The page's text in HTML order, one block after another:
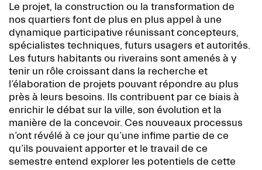
Le projet, la construction ou la transformation de
nos quartiers font de plus en plus appel à une
dynamique participative réunissant concepteurs,
spécialistes techniques, futurs usagers et autorités.
Les futurs habitants ou riverains sont amenés à y
tenir un rôle croissant dans la recherche et
l’élaboration de projets pouvant répondre au plus
près à leurs besoins. Ils contribuent par ce biais à
enrichir le débat sur la ville, son évolution et la
manière de la concevoir. Ces nouveaux processus
n’ont révélé à ce jour qu’une infime partie de ce
qu’ils pouvaient apporter et le travail de ce
semestre entend explorer les potentiels de cette